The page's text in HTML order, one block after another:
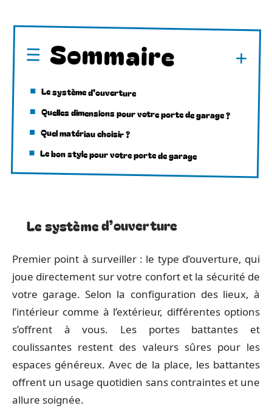
Sommaire
Le système d’ouverture
Quelles dimensions pour votre porte de garage ?
Quel matériau choisir ?
Le bon style pour votre porte de garage
Le système d’ouverture
Premier point à surveiller : le type d’ouverture, qui
joue directement sur votre confort et la sécurité de
votre garage. Selon la configuration des lieux, à
l’intérieur comme à l’extérieur, différentes options
s’offrent à vous. Les portes battantes et
coulissantes restent des valeurs sûres pour les
espaces généreux. Avec de la place, les battantes
offrent un usage quotidien sans contraintes et une
allure soignée.